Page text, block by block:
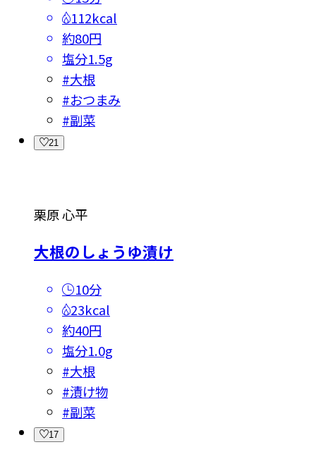
112kcal
約80円
塩分1.5g
#大根
#おつまみ
#副菜
21
栗原 心平
大根のしょうゆ漬け
10分
23kcal
約40円
塩分1.0g
#大根
#漬け物
#副菜
17